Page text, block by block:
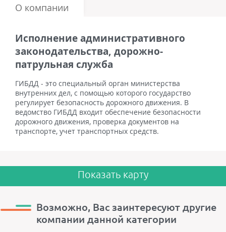
О компании
Исполнение административного
законодательства, дорожно-
патрульная служба
ГИБДД - это специальный орган министерства
внутренних дел, с помощью которого государство
регулирует безопасность дорожного движения. В
ведомство ГИБДД входит обеспечение безопасности
дорожного движения, проверка документов на
транспорте, учет транспортных средств.
Показать карту
Возможно, Вас заинтересуют другие
компании данной категории